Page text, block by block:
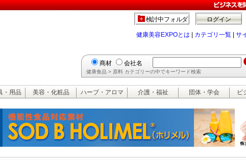
ログイン
検討中フォルダ
健康美容EXPOとは カテゴリ一覧 サ
商材 会社名
健康食品 > 原料 カテゴリーの中でキーワード検索
・用品 美容・化粧品 ハーブ・アロマ 介護・福祉 団体・学会 ビ